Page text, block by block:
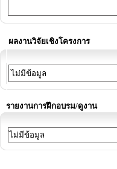
ผลงานวิจัยเชิงโครงการ
ไม่มีข้อมูล
รายงานการฝึกอบรม/ดูงาน
ไม่มีข้อมูล